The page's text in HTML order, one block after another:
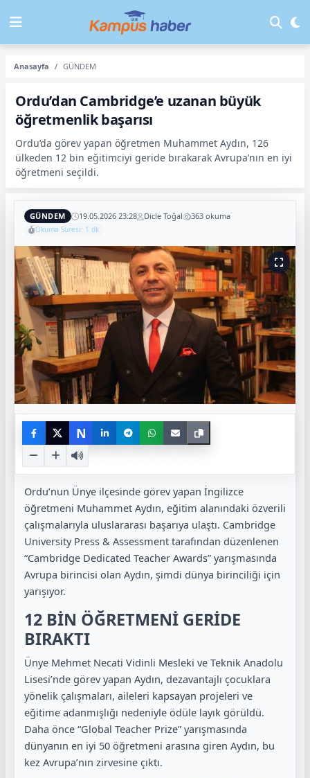
Anasayfa GÜNDEM
Ordu’dan Cambridge’e uzanan büyük
öğretmenlik başarısı
Ordu’da görev yapan öğretmen Muhammet Aydın, 126
ülkeden 12 bin eğitimciyi geride bırakarak Avrupa’nın en iyi
öğretmeni seçildi.
GÜNDEM 19.05.2026 23:28 Dicle Toğal 363 okuma
Okuma Süresi: 1 dk
N
Ordu’nun Ünye ilçesinde görev yapan İngilizce
öğretmeni Muhammet Aydın, eğitim alanındaki özverili
çalışmalarıyla uluslararası başarıya ulaştı. Cambridge
University Press & Assessment tarafından düzenlenen
“Cambridge Dedicated Teacher Awards” yarışmasında
Avrupa birincisi olan Aydın, şimdi dünya birinciliği için
yarışıyor.
12 BİN ÖĞRETMENİ GERİDE
BIRAKTI
Ünye Mehmet Necati Vidinli Mesleki ve Teknik Anadolu
Lisesi’nde görev yapan Aydın, dezavantajlı çocuklara
yönelik çalışmaları, aileleri kapsayan projeleri ve
eğitime adanmışlığı nedeniyle ödüle layık görüldü.
Daha önce “Global Teacher Prize” yarışmasında
dünyanın en iyi 50 öğretmeni arasına giren Aydın, bu
kez Avrupa’nın zirvesine çıktı.